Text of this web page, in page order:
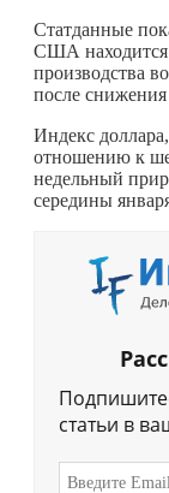
Статданные
США находится
производства
после
Индекс
отношению к
недельный
середины
статьи в